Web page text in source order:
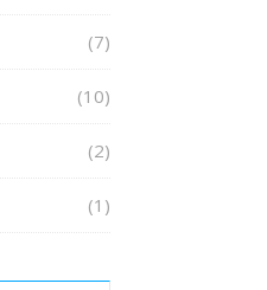
(7)
(10)
(2)
(1)